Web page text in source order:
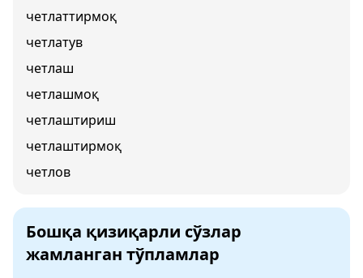
четлаттирмоқ
четлатув
четлаш
четлашмоқ
четлаштириш
четлаштирмоқ
четлов
Бошқа қизиқарли сўзлар
жамланган тўпламлар